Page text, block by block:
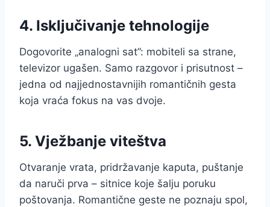
4. Isključivanje tehnologije
Dogovorite „analogni sat”: mobiteli sa strane,
televizor ugašen. Samo razgovor i prisutnost –
jedna od najjednostavnijih romantičnih gesta
koja vraća fokus na vas dvoje.
5. Vježbanje viteštva
Otvaranje vrata, pridržavanje kaputa, puštanje
da naruči prva – sitnice koje šalju poruku
poštovanja. Romantične geste ne poznaju spol,